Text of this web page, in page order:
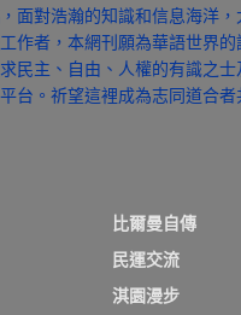
面對浩瀚的知識和信息海洋，
作者，本網刊願為華語世界
民主、自由、人權的有識之士
台。祈望這裡成為志同道合者
比爾曼自傳
民運交流
淇園漫步